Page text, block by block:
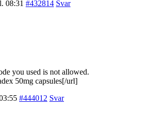
08:31 #432814 Svar
you used is not allowed.
50mg capsules[/url]
#444012 Svar